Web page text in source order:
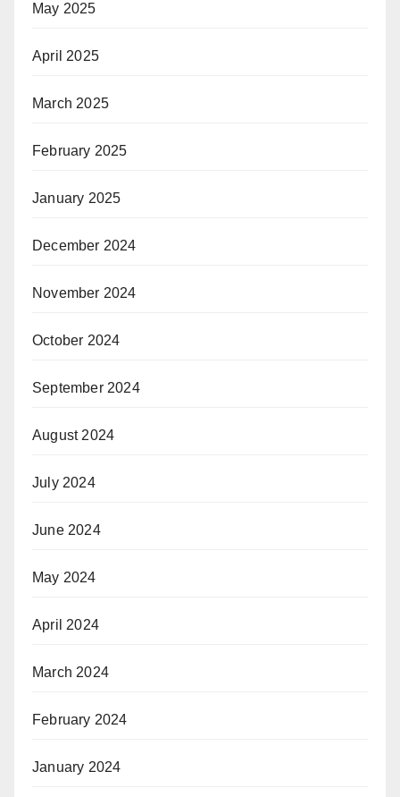
May 2025
April 2025
March 2025
February 2025
January 2025
December 2024
November 2024
October 2024
September 2024
August 2024
July 2024
June 2024
May 2024
April 2024
March 2024
February 2024
January 2024